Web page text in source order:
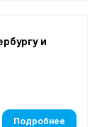
и
Подробнее